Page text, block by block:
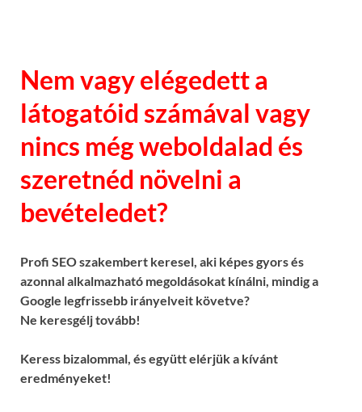
Nem vagy elégedett a
látogatóid számával vagy
nincs még weboldalad és
szeretnéd növelni a
bevételedet?
Profi SEO szakembert keresel, aki képes gyors és
azonnal alkalmazható megoldásokat kínálni, mindig a
Google legfrissebb irányelveit követve?
Ne keresgélj tovább!
Keress bizalommal, és együtt elérjük a kívánt
eredményeket!